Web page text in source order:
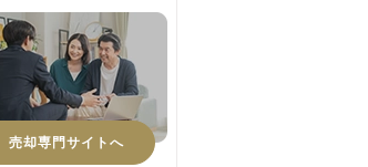
売却専門サイトへ